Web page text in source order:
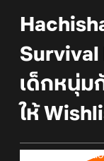
Survival
เด็กหนุ่ม
ให้
Online